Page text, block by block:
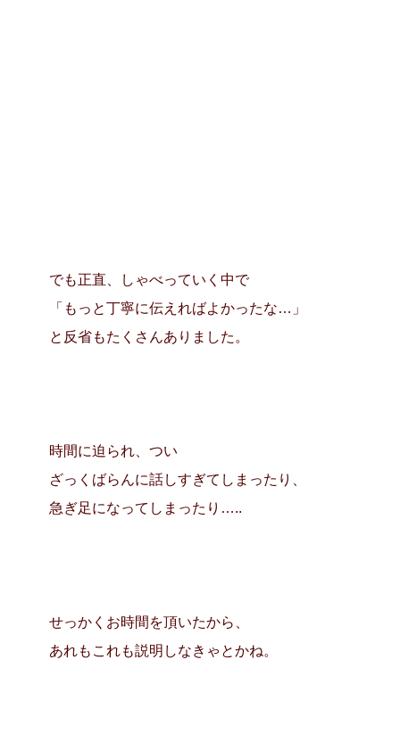
でも正直、しゃべっていく中で
「もっと丁寧に伝えればよかったな…」
と反省もたくさんありました。
時間に迫られ、 つい
ざっくばらんに話しすぎてしまったり、
急ぎ足になってしまったり…..
せっかくお時間を頂いたから、
あれもこれも説明しなきゃとかね。